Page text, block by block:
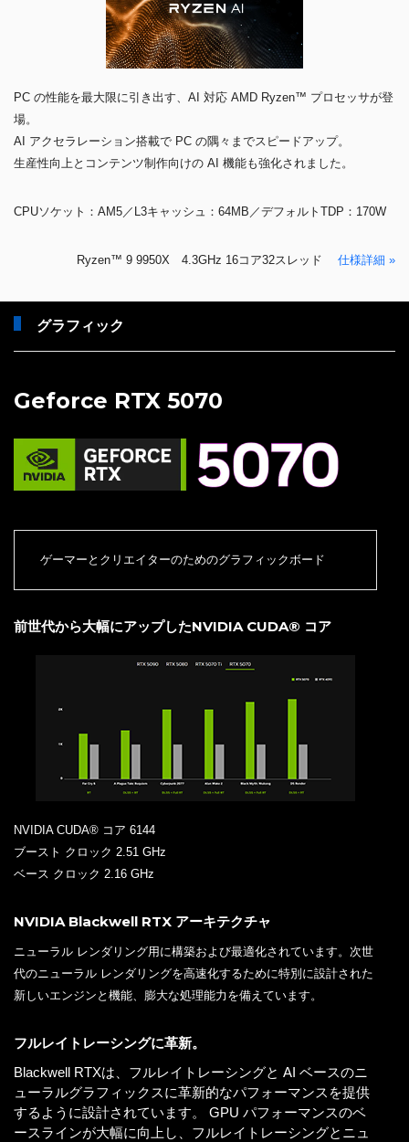
PC の性能を最大限に引き出す、AI 対応 AMD Ryzen™ プロセッサが登
場。
AI アクセラレーション搭載で PC の隅々までスピードアップ。
生産性向上とコンテンツ制作向けの AI 機能も強化されました。
CPUソケット：AM5／L3キャッシュ：64MB／デフォルトTDP：170W
Ryzen™ 9 9950X 4.3GHz 16コア32スレッド 仕様詳細 »
グラフィック
Geforce RTX 5070
ゲーマーとクリエイターのためのグラフィックボード
前世代から大幅にアップしたNVIDIA CUDA® コア
NVIDIA CUDA® コア 6144
ブースト クロック 2.51 GHz
ベース クロック 2.16 GHz
NVIDIA Blackwell RTX アーキテクチャ
ニューラル レンダリング用に構築および最適化されています。次世
代のニューラル レンダリングを高速化するために特別に設計された
新しいエンジンと機能、膨大な処理能力を備えています。
フルレイトレーシングに革新。
Blackwell RTXは、フルレイトレーシングと AI ベースのニ
ューラルグラフィックスに革新的なパフォーマンスを提供
するように設計されています。 GPU パフォーマンスのベ
ースラインが大幅に向上し、フルレイトレーシングとニュ